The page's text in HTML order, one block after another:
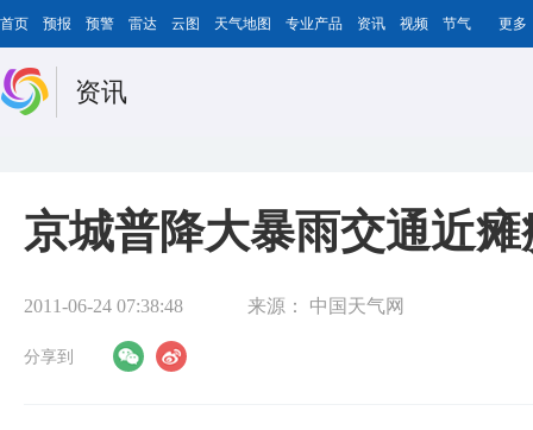
首页 预报 预警 雷达 云图 天气地图 专业产品 资讯 视频 节气 更多
资讯
京城普降大暴雨交通近
2011-06-24 07:38:48 来源： 中国天气网
分享到